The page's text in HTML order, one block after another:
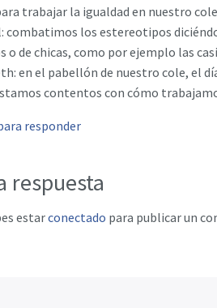
trabajar la igualdad en nuestro
combatimos los estereotipos
o de chicas, como por ejemplo las
en el pabellón de nuestro cole, el
contentos con cómo
responder
respuesta
estarconectado para publicar un